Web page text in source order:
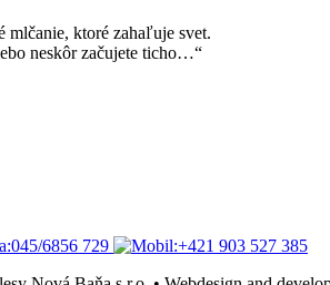
mlčanie, ktoré zahaľuje svet.
neskôr začujete ticho…“
045/6856 729
+421 903 527 385